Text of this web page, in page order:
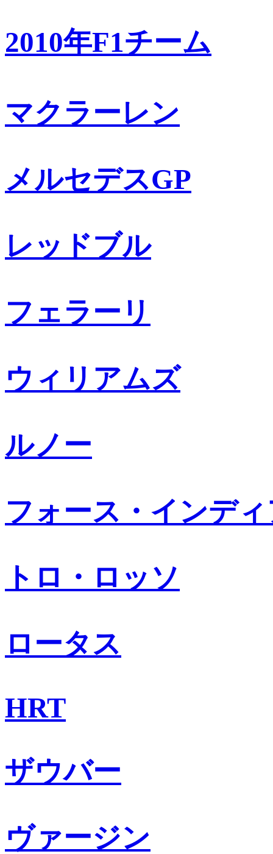
2010年F1チーム
マクラーレン
メルセデスGP
レッドブル
フェラーリ
ウィリアムズ
ルノー
フォース・インデ
トロ・ロッソ
ロータス
HRT
ザウバー
ヴァージン